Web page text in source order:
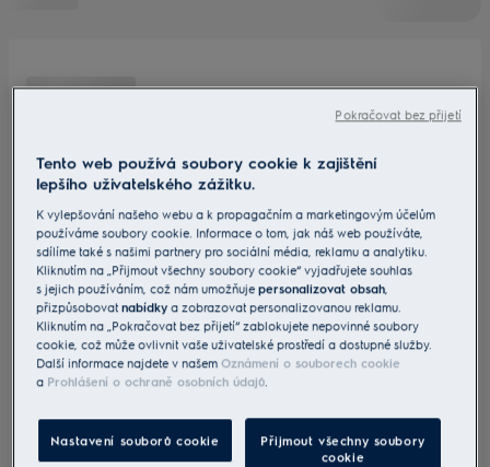
Tento web používá soubory cookie k zajištění
lepšího uživatelského zážitku.
K vylepšování našeho webu a k propagačním a marketingovým účelům
používáme soubory cookie. Informace o tom, jak náš web používáte,
sdílíme také s našimi partnery pro sociální média, reklamu a analytiku.
Kliknutím na „Přijmout všechny soubory cookie“ vyjadřujete souhlas
s jejich používáním, což nám umožňujepersonalizovat obsah,
přizpůsobovatnabídky a zobrazovat personalizovanou reklamu.
Kliknutím na „Pokračovat bez přijetí“ zablokujete nepovinné soubory
cookie, což může ovlivnit vaše uživatelské prostředí a dostupné služby.
Další informace najdete v našemOznámení o souborech cookie
a Prohlášení o ochraně osobních údajů.
Nastavení souborů cookie
Přijmout všechny soubory
cookie
Pokračovat bez přijetí